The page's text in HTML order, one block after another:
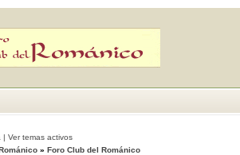
| Ver temas activos
» Foro Club del Románico